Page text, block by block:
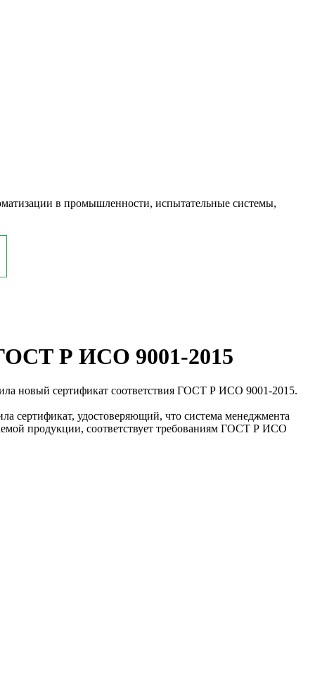
в промышленности, испытательные системы,
Р ИСО 9001-2015
новый сертификат соответствия ГОСТ Р ИСО 9001-2015.
сертификат, удостоверяющий, что система менеджмента
продукции, соответствует требованиям ГОСТ Р ИСО